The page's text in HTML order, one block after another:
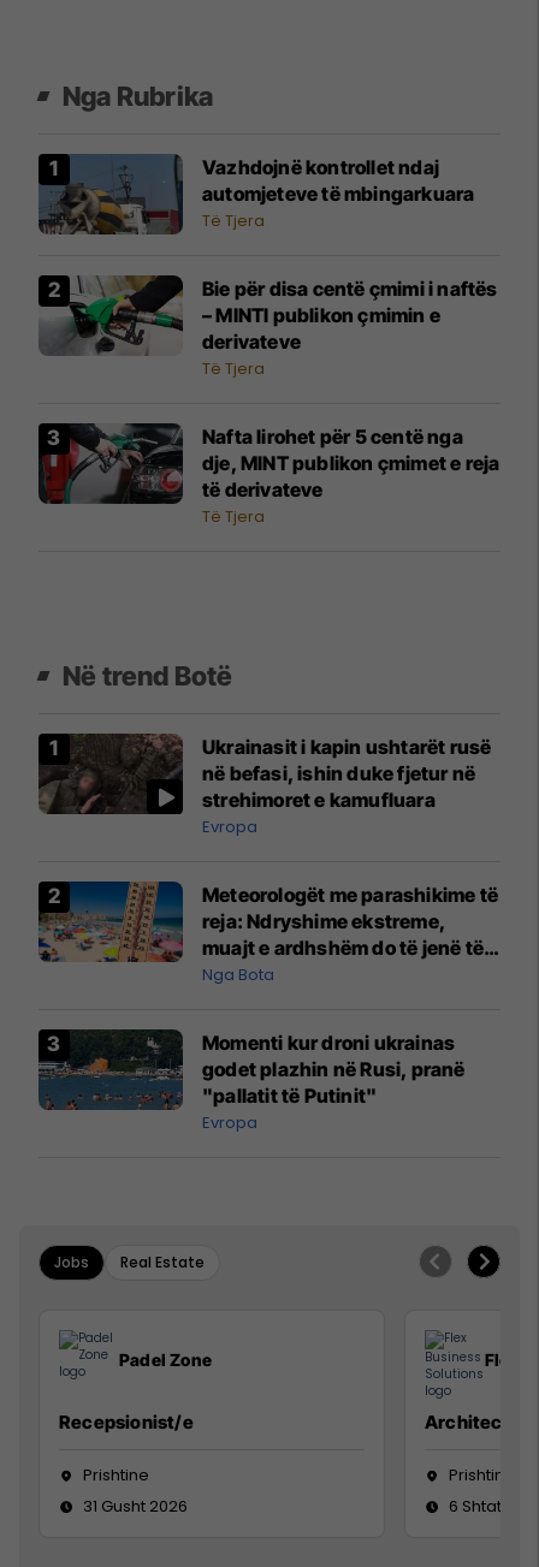
Nga Rubrika
Vazhdojnë kontrollet ndaj
automjeteve të mbingarkuara
Të Tjera
Bie për disa centë çmimi i naftës
– MINTI publikon çmimin e
derivateve
Të Tjera
Nafta lirohet për 5 centë nga
dje, MINT publikon çmimet e reja
të derivateve
Të Tjera
Në trend Botë
Ukrainasit i kapin ushtarët rusë
në befasi, ishin duke fjetur në
strehimoret e kamufluara
Evropa
Meteorologët me parashikime të
reja: Ndryshime ekstreme,
muajt e ardhshëm do të jenë të
pazakontë
Nga Bota
Momenti kur droni ukrainas
godet plazhin në Rusi, pranë
"pallatit të Putinit"
Evropa
Jobs Real Estate
Padel Zone
Recepsionist/e
Prishtine
31 Gusht 2026
Flex
Architect
Prishtinë
6 Shtator